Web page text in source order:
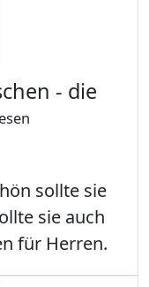
- die
sollte sie
sie auch
für Herren.